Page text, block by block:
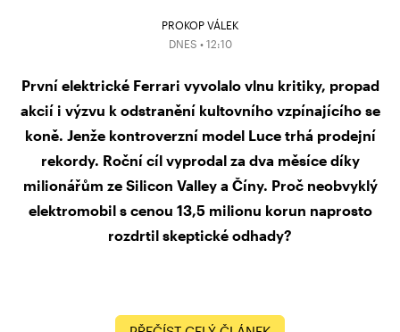
PROKOP VÁLEK
DNES • 12:10
První elektrické Ferrari vyvolalo vlnu kritiky, propad
akcií i výzvu k odstranění kultovního vzpínajícího se
koně. Jenže kontroverzní model Luce trhá prodejní
rekordy. Roční cíl vyprodal za dva měsíce díky
milionářům ze Silicon Valley a Číny. Proč neobvyklý
elektromobil s cenou 13,5 milionu korun naprosto
rozdrtil skeptické odhady?